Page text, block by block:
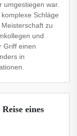
umgestiegen war.
Schläge
zu
und
Griff einen
in
eines